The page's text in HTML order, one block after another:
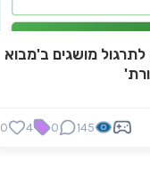
מושגים ב'מבוא
145
0
4
0